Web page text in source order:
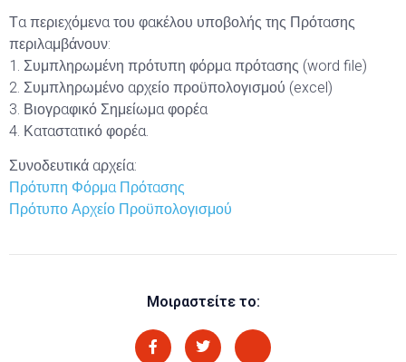
Τα περιεχόμενα του φακέλου υποβολής της Πρότασης
περιλαμβάνουν:
1. Συμπληρωμένη πρότυπη φόρμα πρότασης (word file)
2. Συμπληρωμένο αρχείο προϋπολογισμού (excel)
3. Βιογραφικό Σημείωμα φορέα
4. Καταστατικό φορέα.
Συνοδευτικά αρχεία:
Πρότυπη Φόρμα Πρότασης
Πρότυπο Αρχείο Προϋπολογισμού
Μοιραστείτε το: